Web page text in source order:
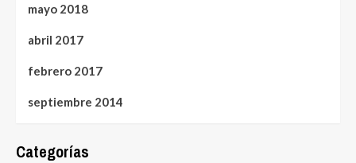
mayo 2018
abril 2017
febrero 2017
septiembre 2014
Categorías